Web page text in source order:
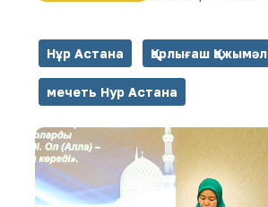
Нұр Астана Қарлығаш
мечеть Нур Астана